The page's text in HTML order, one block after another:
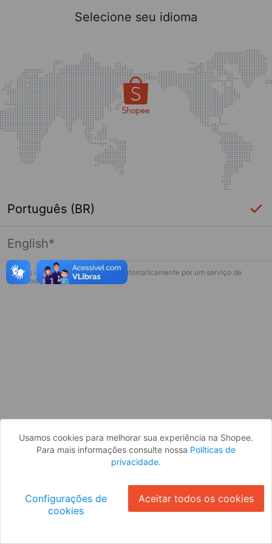
Página indisponível
Desculpe, algo deu errado. Faça login
Selecione seu idioma
Português (BR)
English*
* Esses idiomas serão traduzidos automaticamente por um serviço de
terceiros.
Usamos cookies para melhorar sua experiência na Shopee.
Para mais informações consulte nossa Políticas de
privacidade.
Configurações de
cookies
Aceitar todos os cookies